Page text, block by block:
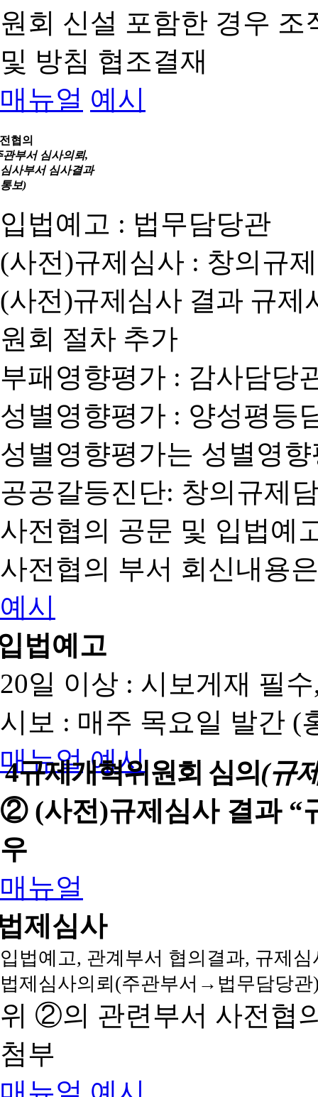
원회 신설 포함한 경우
및 방침 협조결재
매뉴얼 예시
협의
관부서 심사의뢰,
심사부서 심사결과
통보)
입법예고 : 법무담당관
(사전)규제심사 : 창의규
(사전)규제심사 결과 규
원회 절차 추가
부패영향평가 : 감사담당
성별영향평가 : 양성평등
성별영향평가는 성별영
공공갈등진단: 창의규제
사전협의 공문 및 입법예
사전협의 부서 회신내용
예시
법예고
20일 이상 : 시보게재 필
시보 : 매주 목요일 발간 (
매뉴얼 예시
4규제개혁위원회 심의(규
② (사전)규제심사 결과 “
우
매뉴얼
제심사
입법예고, 관계부서 협의결과, 규제
법제심사의뢰(주관부서→법무담당
위 ②의 관련부서 사전협
첨부